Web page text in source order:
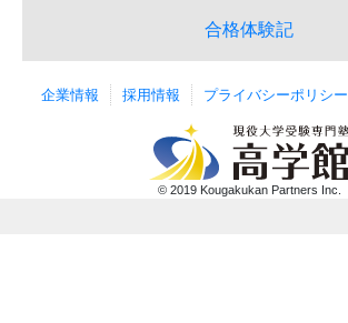
合格体験記
企業情報 採用情報 プライバシーポリシー
© 2019 Kougakukan Partners Inc.